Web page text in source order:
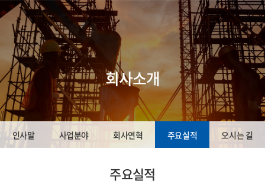
회사소개
인사말 사업분야 회사연혁 주요실적 오시는 길
주요실적